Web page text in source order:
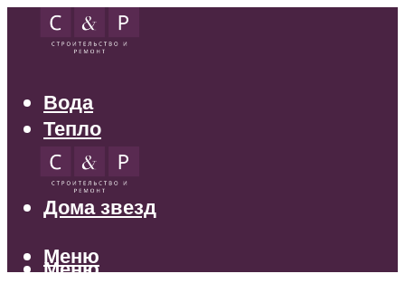
Вода
Тепло
Электрика
Свет
Дома звезд
Меню
Меню